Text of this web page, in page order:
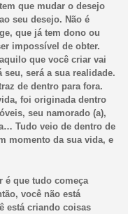
que mudar o desejo
seu desejo. Não é
que já tem dono ou
impossível de obter.
que você criar vai
será a sua realidade.
de dentro para fora.
foi originada dentro
seu namorado (a),
Tudo veio de dentro de
momento da sua vida, e
é que tudo começa
você não está
está criando coisas